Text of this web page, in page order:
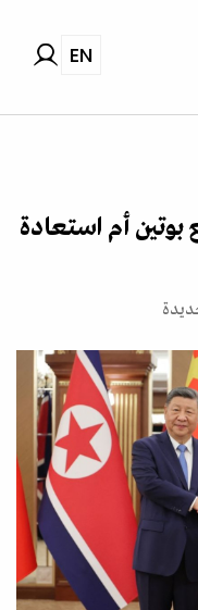
EN
أم استعادة